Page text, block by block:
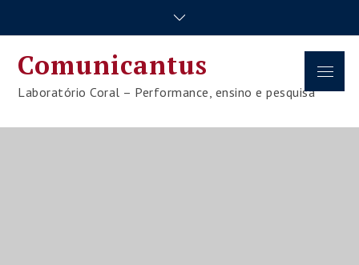
Comunicantus
Laboratório Coral – Performance, ensino e pesquisa
Menu